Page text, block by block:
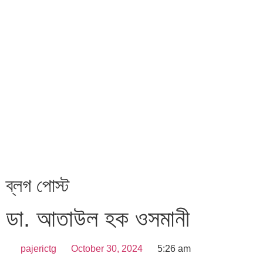
ব্লগ পোস্ট
ডা. আতাউল হক ওসমানী
pajerictg October 30, 2024 5:26 am